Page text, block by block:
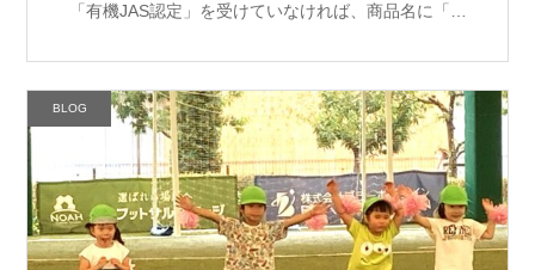
「有機JAS認定」を受けていなければ、商品名に「有
ん。 最低３年以上使用禁止資材を […]
BLOG